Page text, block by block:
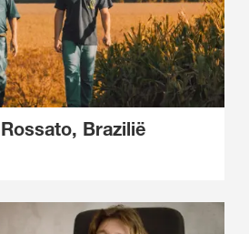
Brazilië